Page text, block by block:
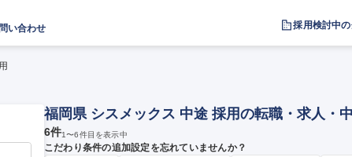
い合わせ 採用検討中
福岡県 シスメックス 中途 採用の転職・求人・
6件1〜6件目を表示中
こだわり条件の追加設定を忘れていませんか？